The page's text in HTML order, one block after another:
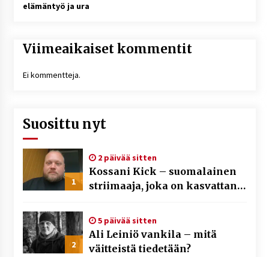
elämäntyö ja ura
Viimeaikaiset kommentit
Ei kommentteja.
Suosittu nyt
1
2 päivää sitten
Kossani Kick – suomalainen
striimaaja, joka on kasvattanut
2
5 päivää sitten
Ali Leiniö vankila – mitä
väitteistä tiedetään?